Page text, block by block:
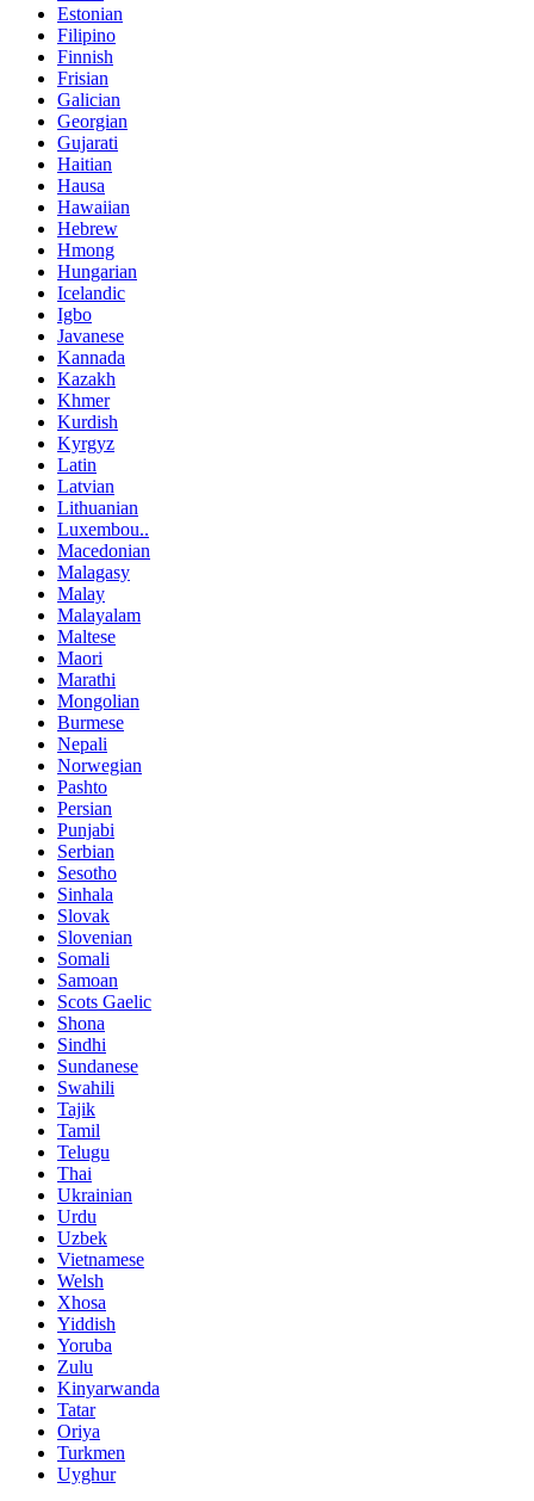
Estonian
Filipino
Finnish
Frisian
Galician
Georgian
Gujarati
Haitian
Hausa
Hawaiian
Hebrew
Hmong
Hungarian
Icelandic
Igbo
Javanese
Kannada
Kazakh
Khmer
Kurdish
Kyrgyz
Latin
Latvian
Lithuanian
Luxembou..
Macedonian
Malagasy
Malay
Malayalam
Maltese
Maori
Marathi
Mongolian
Burmese
Nepali
Norwegian
Pashto
Persian
Punjabi
Serbian
Sesotho
Sinhala
Slovak
Slovenian
Somali
Samoan
Scots Gaelic
Shona
Sindhi
Sundanese
Swahili
Tajik
Tamil
Telugu
Thai
Ukrainian
Urdu
Uzbek
Vietnamese
Welsh
Xhosa
Yiddish
Yoruba
Zulu
Kinyarwanda
Tatar
Oriya
Turkmen
Uyghur